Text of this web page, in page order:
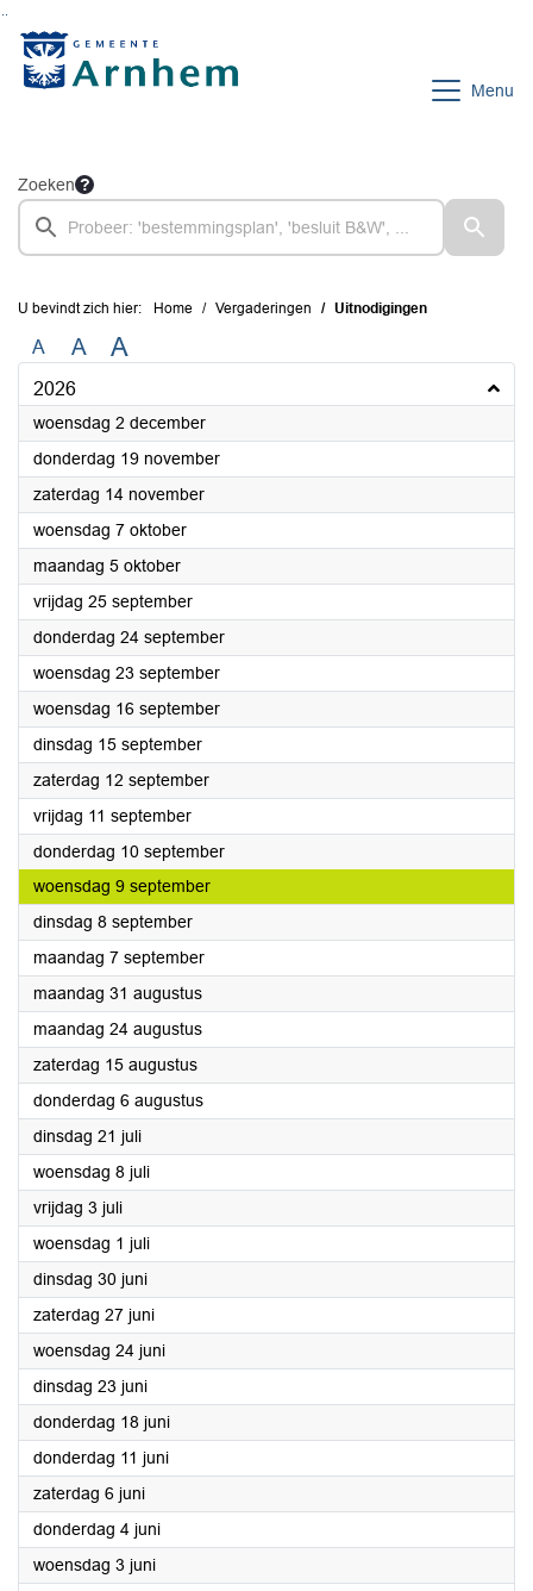
Menu
Zoeken
U bevindt zich hier: Home Vergaderingen Uitnodigingen
A A A
2026
woensdag 2 december2026
donderdag 19 november2026
zaterdag 14 november2026
woensdag 7 oktober2026
maandag 5 oktober2026
vrijdag 25 september2026
donderdag 24 september2026
woensdag 23 september2026
woensdag 16 september2026
dinsdag 15 september2026
zaterdag 12 september2026
vrijdag 11 september2026
donderdag 10 september2026
woensdag 9 september2026
dinsdag 8 september2026
maandag 7 september2026
maandag 31 augustus2026
maandag 24 augustus2026
zaterdag 15 augustus2026
donderdag 6 augustus2026
dinsdag 21 juli2026
woensdag 8 juli2026
vrijdag 3 juli2026
woensdag 1 juli2026
dinsdag 30 juni2026
zaterdag 27 juni2026
woensdag 24 juni2026
dinsdag 23 juni2026
donderdag 18 juni2026
donderdag 11 juni2026
zaterdag 6 juni2026
donderdag 4 juni2026
woensdag 3 juni2026